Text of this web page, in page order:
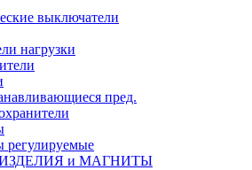
выключатели
нагрузки
пред.
регулируемые
и МАГНИТЫ